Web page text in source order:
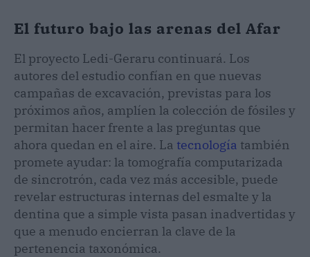
El futuro bajo las arenas del Afar
El proyecto Ledi-Geraru continuará. Los
autores del estudio confían en que nuevas
campañas de excavación, previstas para los
próximos años, amplíen la colección de fósiles y
permitan hacer frente a las preguntas que
ahora quedan en el aire. La tecnología también
promete ayudar: la tomografía computarizada
de sincrotrón, cada vez más accesible, puede
revelar estructuras internas del esmalte y la
dentina que a simple vista pasan inadvertidas y
que a menudo encierran la clave de la
pertenencia taxonómica.